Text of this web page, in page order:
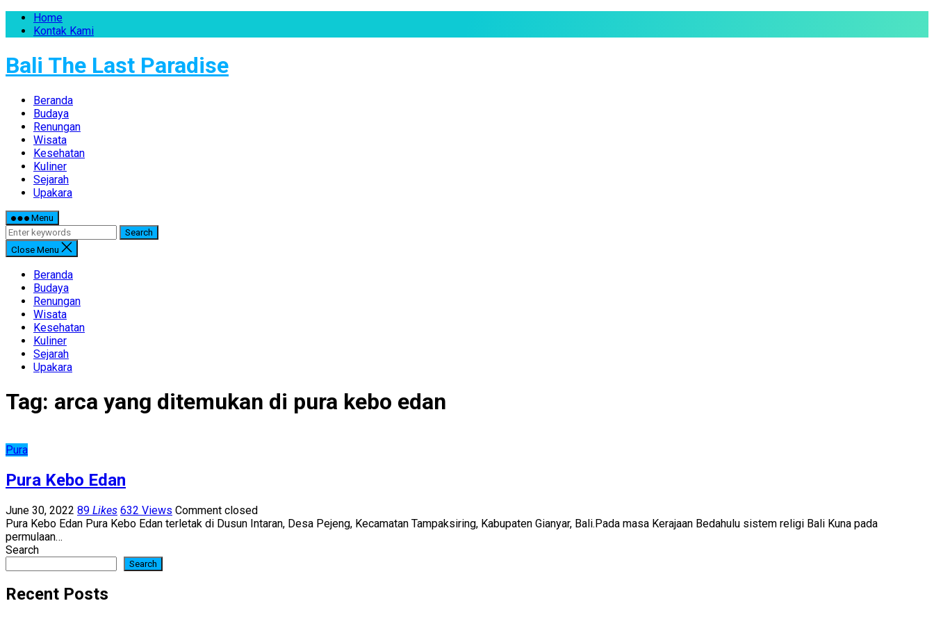
Home
Kontak Kami
Bali The Last Paradise
Beranda
Budaya
Renungan
Wisata
Kesehatan
Kuliner
Sejarah
Upakara
Menu
Search
Close Menu
Beranda
Budaya
Renungan
Wisata
Kesehatan
Kuliner
Sejarah
Upakara
Tag: arca yang ditemukan di pura kebo edan
Pura
Pura Kebo Edan
June 30, 2022 89 Likes 632 Views Comment closed
Pura Kebo Edan Pura Kebo Edan terletak di Dusun Intaran, Desa Pejeng, Kecamatan Tampaksiring, Kabupaten Gianyar, Bali.Pada masa Kerajaan Bedahulu sistem religi Bali Kuna pada
permulaan…
Search
Search
Recent Posts